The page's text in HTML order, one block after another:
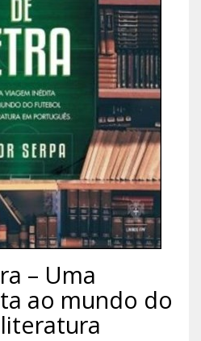
– Uma
ao mundo do